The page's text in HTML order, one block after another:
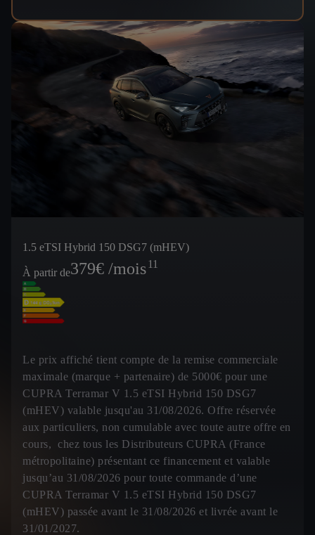
1.5 eTSI Hybrid 150 DSG7 (mHEV)
À partir de379€ /mois11
Le prix affiché tient compte de la remise commerciale
maximale (marque + partenaire) de 5000€ pour une
CUPRA Terramar V 1.5 eTSI Hybrid 150 DSG7
(mHEV) valable jusqu'au 31/08/2026. Offre réservée
aux particuliers, non cumulable avec toute autre offre en
cours, chez tous les Distributeurs CUPRA (France
métropolitaine) présentant ce financement et valable
jusqu’au 31/08/2026 pour toute commande d’une
CUPRA Terramar V 1.5 eTSI Hybrid 150 DSG7
(mHEV) passée avant le 31/08/2026 et livrée avant le
31/01/2027.